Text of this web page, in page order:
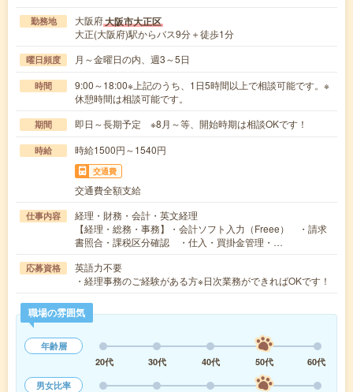
勤務地 大阪府大阪市大正区
大正(大阪府)駅からバス9分＋徒歩1分
曜日頻度 月～金曜日の内、週3～5日
時間
9:00～18:00※上記のうち、1日5時間以上で相談可能です。※
休憩時間は相談可能です。
期間 即日～長期予定 ※8月～等、開始時期は相談OKです！
時給 時給1500円～1540円
交通費
交通費全額支給
仕事内容
経理・財務・会計・英文経理
【経理・総務・事務】・会計ソフト入力（Freee） ・請求
書照合・課税区分確認 ・仕入・買掛金管理・…
応募資格
英語力不要
・経理事務のご経験がある方※日次業務ができればOKです！
職場の雰囲気
年齢層
20代
30代 40代 50代
60代
男女比率